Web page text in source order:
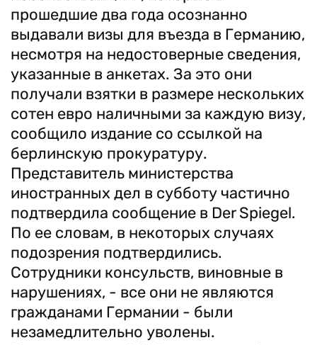
прошедшие два года осознанно
выдавали визы для въезда в Германию,
несмотря на недостоверные сведения,
указанные в анкетах. За это они
получали взятки в размере нескольких
сотен евро наличными за каждую визу,
сообщило издание со ссылкой на
берлинскую прокуратуру.
Представитель министерства
иностранных дел в субботу частично
подтвердила сообщение в Der Spiegel.
По ее словам, в некоторых случаях
подозрения подтвердились.
Сотрудники консульств, виновные в
нарушениях, - все они не являются
гражданами Германии - были
незамедлительно уволены.